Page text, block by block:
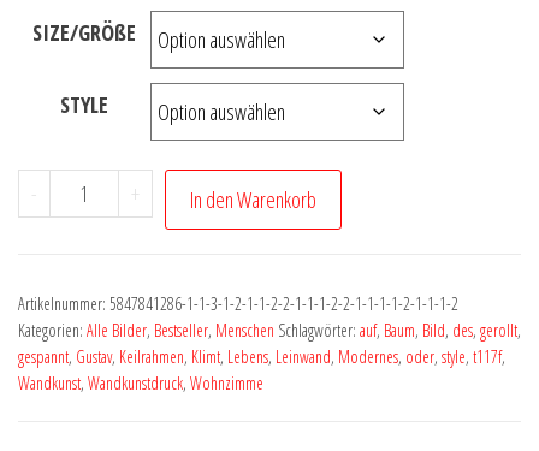
SIZE/GRÖßE
STYLE
-
Freddie
Face
ART
xxlart
by
+ In den Warenkorb
Artikelnummer: 5847841286-1-1-3-1-2-1-1-2-2-1-1-1-2-2-1-1-1-1-2-1-1-1-2
Kategorien: Alle Bilder, Bestseller, Menschen Schlagwörter: auf, Baum, Bild, des, gerollt,
gespannt, Gustav, Keilrahmen, Klimt, Lebens, Leinwand, Modernes, oder, style, t117f,
Wandkunst, Wandkunstdruck, Wohnzimme